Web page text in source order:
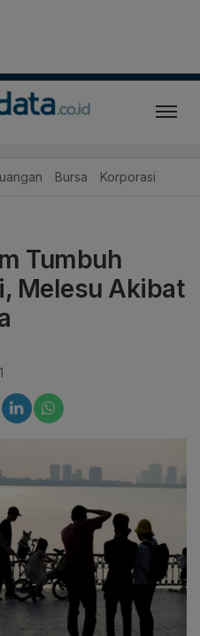
Bursa Korporasi
Tumbuh
Melesu Akibat